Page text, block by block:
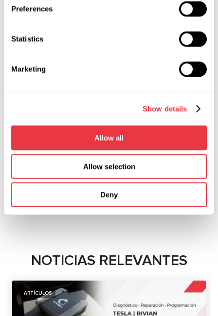
Preferences
Statistics
Marketing
Show details
Allow all
Allow selection
Deny
de loki-tesla.com.
diagnóstico de Tesla, el servicio de automóviles debe estar
equipado con escáneres para comprobar las baterías de alto
Somos un distribuidor autorizado de Loki y lo sabemos todo
sobre estos dispositivos. Para obtener más información
sobre equipos de diagnóstico de vehículos eléctricos y
especificaciones técnicas, visiteservicems.ru
nuestros gerentes o haga preguntas a través del formulario
Dirija sus preguntas aservicems.ru.
NOTICIAS RELEVANTES
ARTÍCULOS